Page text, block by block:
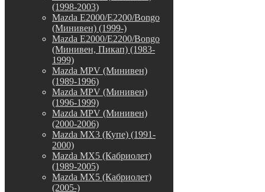
(1998-2003)
Mazda E2000/E2200/Bongo
(Минивен) (1999-)
Mazda E2000/E2200/Bongo
(Минивен, Пикап) (1983-
1999)
Mazda MPV (Минивен)
(1989-1996)
Mazda MPV (Минивен)
(1996-1999)
Mazda MPV (Минивен)
(2000-2006)
Mazda MX3 (Купе) (1991-
2000)
Mazda MX5 (Кабриолет)
(1989-2005)
Mazda MX5 (Кабриолет)
(2005-)